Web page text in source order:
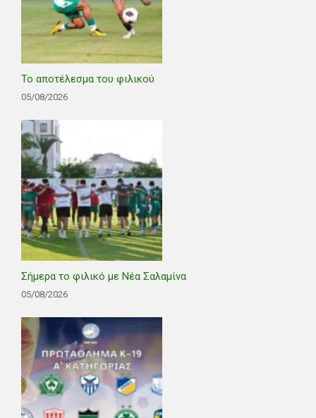
Το αποτέλεσμα του φιλικού
05/08/2026
Σήμερα το φιλικό με Νέα Σαλαμίνα
05/08/2026